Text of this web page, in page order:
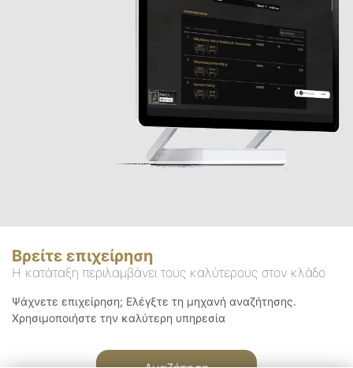
Βρείτε επιχείρηση
Η κατάταξη περιλαμβάνει τους καλύτερους στον κλάδο
Ψάχνετε επιχείρηση; Ελέγξτε τη μηχανή αναζήτησης.
Χρησιμοποιήστε την καλύτερη υπηρεσία